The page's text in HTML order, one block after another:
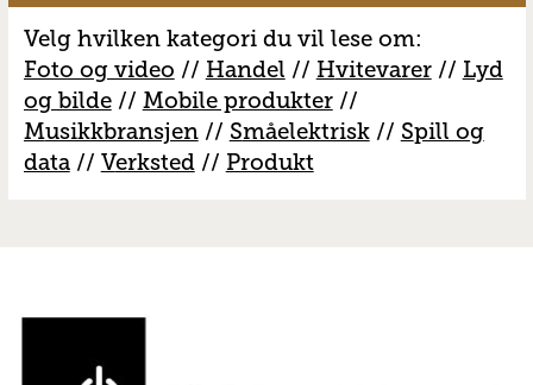
Velg hvilken kategori du vil lese om:
Foto og video // Handel // Hvitevarer// Lyd
og bilde// Mobile produkter//
Musikkbransjen// Småelektrisk// Spill og
data// Verksted// Produkt